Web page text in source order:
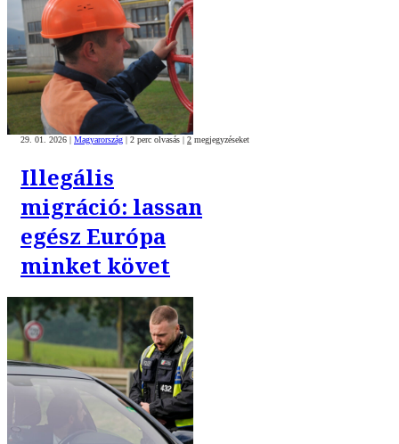
29. 01. 2026 | Magyarország | 2 perc olvasás | 2 megjegyzéseket
Illegális
migráció: lassan
egész Európa
minket követ